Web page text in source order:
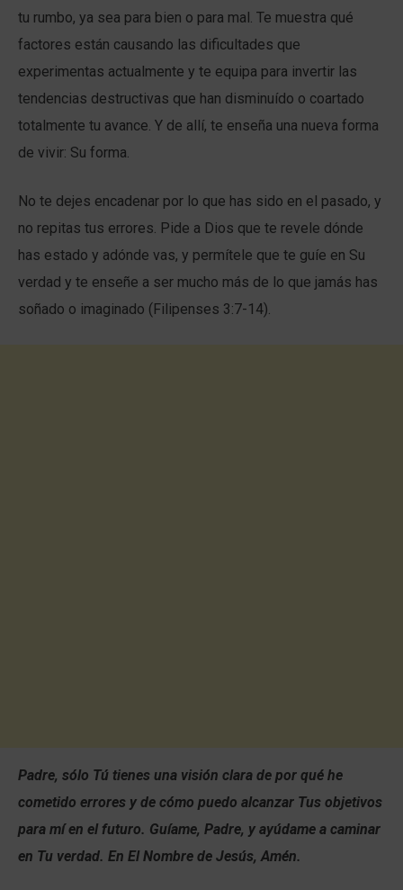
tu rumbo, ya sea para bien o para mal. Te muestra qué
factores están causando las dificultades que
experimentas actualmente y te equipa para invertir las
tendencias destructivas que han disminuído o coartado
totalmente tu avance. Y de allí, te enseña una nueva forma
de vivir: Su forma.
No te dejes encadenar por lo que has sido en el pasado, y
no repitas tus errores. Pide a Dios que te revele dónde
has estado y adónde vas, y permítele que te guíe en Su
verdad y te enseñe a ser mucho más de lo que jamás has
soñado o imaginado (Filipenses 3:7-14).
Padre, sólo Tú tienes una visión clara de por qué he
cometido errores y de cómo puedo alcanzar Tus objetivos
para mí en el futuro. Guíame, Padre, y ayúdame a caminar
en Tu verdad. En El Nombre de Jesús, Amén.